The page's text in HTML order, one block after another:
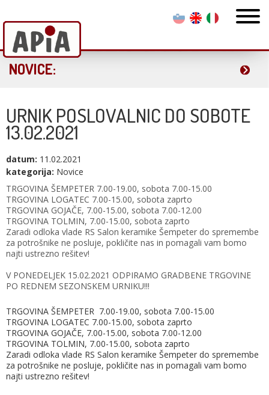
NOVICE:
URNIK POSLOVALNIC DO SOBOTE
13.02.2021
datum: 11.02.2021
kategorija: Novice
TRGOVINA ŠEMPETER 7.00-19.00, sobota 7.00-15.00
TRGOVINA LOGATEC 7.00-15.00, sobota zaprto
TRGOVINA GOJAČE, 7.00-15.00, sobota 7.00-12.00
TRGOVINA TOLMIN, 7.00-15.00, sobota zaprto
Zaradi odloka vlade RS Salon keramike Šempeter do spremembe
za potrošnike ne posluje, pokličite nas in pomagali vam bomo
najti ustrezno rešitev!
V PONEDELJEK 15.02.2021 ODPIRAMO GRADBENE TRGOVINE
PO REDNEM SEZONSKEM URNIKU!!!
TRGOVINA ŠEMPETER 7.00-19.00, sobota 7.00-15.00
TRGOVINA LOGATEC 7.00-15.00, sobota zaprto
TRGOVINA GOJAČE, 7.00-15.00, sobota 7.00-12.00
TRGOVINA TOLMIN, 7.00-15.00, sobota zaprto
Zaradi odloka vlade RS Salon keramike Šempeter do spremembe
za potrošnike ne posluje, pokličite nas in pomagali vam bomo
najti ustrezno rešitev!